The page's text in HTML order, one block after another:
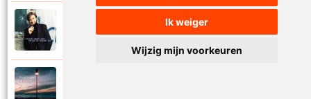
Ik weiger
Wijzig mijn voorkeuren
Open de poorten